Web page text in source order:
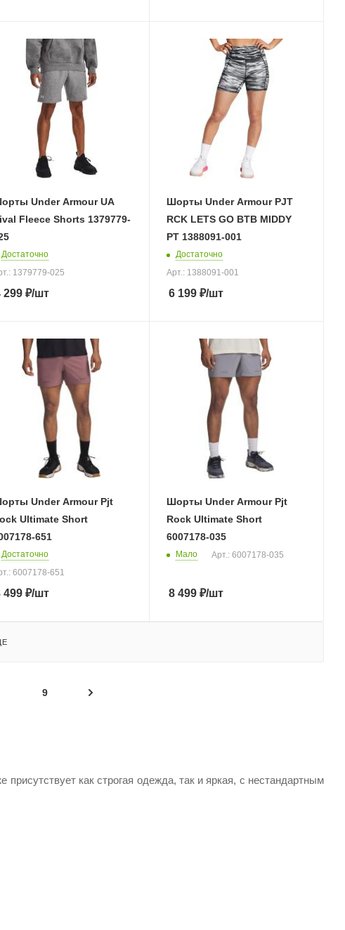
Under Armour UA
Fleece Shorts 1379779-
Достаточно
1379779-025
299₽/шт
Шорты Under Armour PJT
RCK LETS GO BTB MIDDY
PT 1388091-001
Достаточно
Арт.: 1388091-001
6 199₽/шт
Under Armour Pjt
Ultimate Short
651
Достаточно
6007178-651
499₽/шт
Шорты Under Armour Pjt
Rock Ultimate Short
6007178-035
Мало Арт.: 6007178-035
8 499₽/шт
9
как строгая одежда, так и яркая, с нестандартным